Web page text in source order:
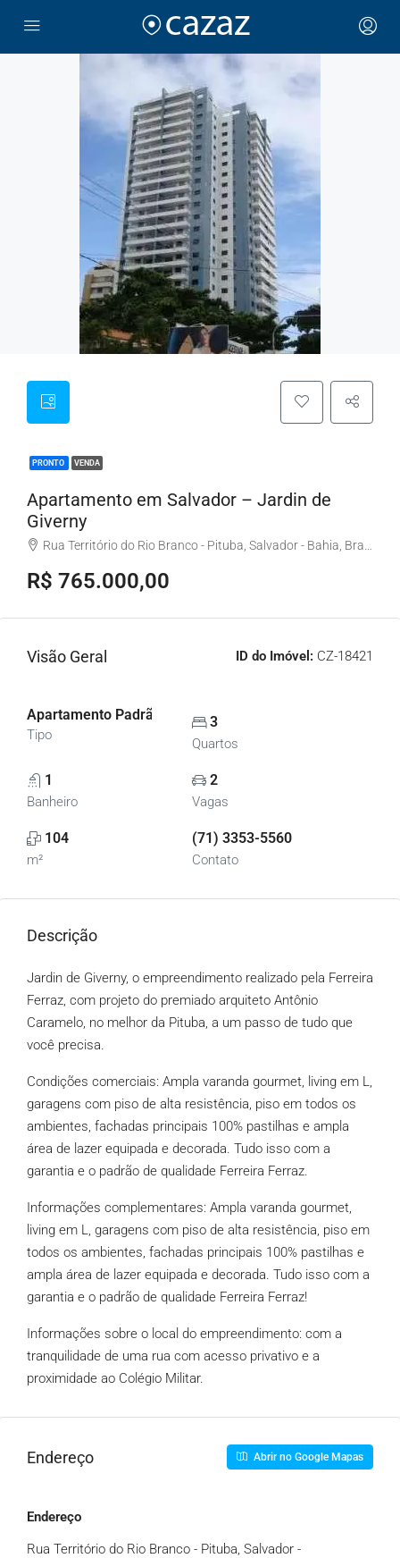
PRONTO VENDA
Apartamento em Salvador – Jardin de
Giverny
Rua Território do Rio Branco - Pituba, Salvador - Bahia, Brasil
R$ 765.000,00
Visão Geral ID do Imóvel: CZ-18421
Apartamento Padrão, Apartamentos
Tipo
3
Quartos
1
Banheiro
2
Vagas
104
m²
(71) 3353-5560
Contato
Descrição
Jardin de Giverny, o empreendimento realizado pela Ferreira
Ferraz, com projeto do premiado arquiteto Antônio
Caramelo, no melhor da Pituba, a um passo de tudo que
você precisa.
Condições comerciais: Ampla varanda gourmet, living em L,
garagens com piso de alta resistência, piso em todos os
ambientes, fachadas principais 100% pastilhas e ampla
área de lazer equipada e decorada. Tudo isso com a
garantia e o padrão de qualidade Ferreira Ferraz.
Informações complementares: Ampla varanda gourmet,
living em L, garagens com piso de alta resistência, piso em
todos os ambientes, fachadas principais 100% pastilhas e
ampla área de lazer equipada e decorada. Tudo isso com a
garantia e o padrão de qualidade Ferreira Ferraz!
Informações sobre o local do empreendimento: com a
tranquilidade de uma rua com acesso privativo e a
proximidade ao Colégio Militar.
Endereço Abrir no Google Mapas
Endereço
Rua Território do Rio Branco - Pituba, Salvador -